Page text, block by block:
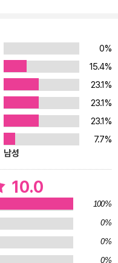
0%
15.4%
23.1%
23.1%
23.1%
7.7%
남성
10.0
100%
0%
0%
0%